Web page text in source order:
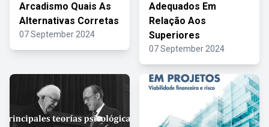
Arcadismo Quais As
Alternativas Corretas
07 September 2024
Adequados Em
Relação Aos
Superiores
07 September 2024